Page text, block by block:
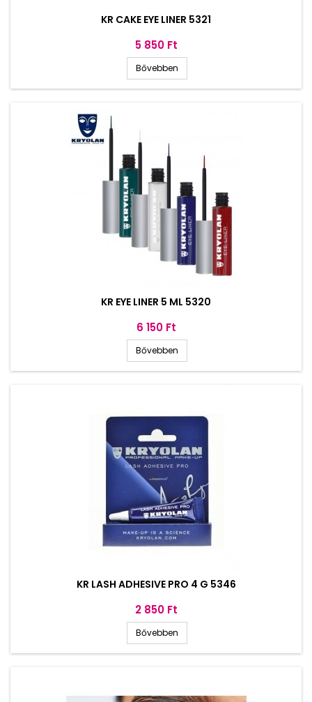
KR CAKE EYE LINER 5321
Ár
5 850 Ft
Bővebben
KR EYE LINER 5 ML 5320
Ár
6 150 Ft
Bővebben
KR LASH ADHESIVE PRO 4 G 5346
Ár
2 850 Ft
Bővebben